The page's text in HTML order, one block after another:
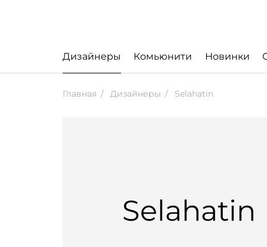
Дизайнеры Комьюнити Новинки
Главная Дизайнеры Selahatin
Selahatin